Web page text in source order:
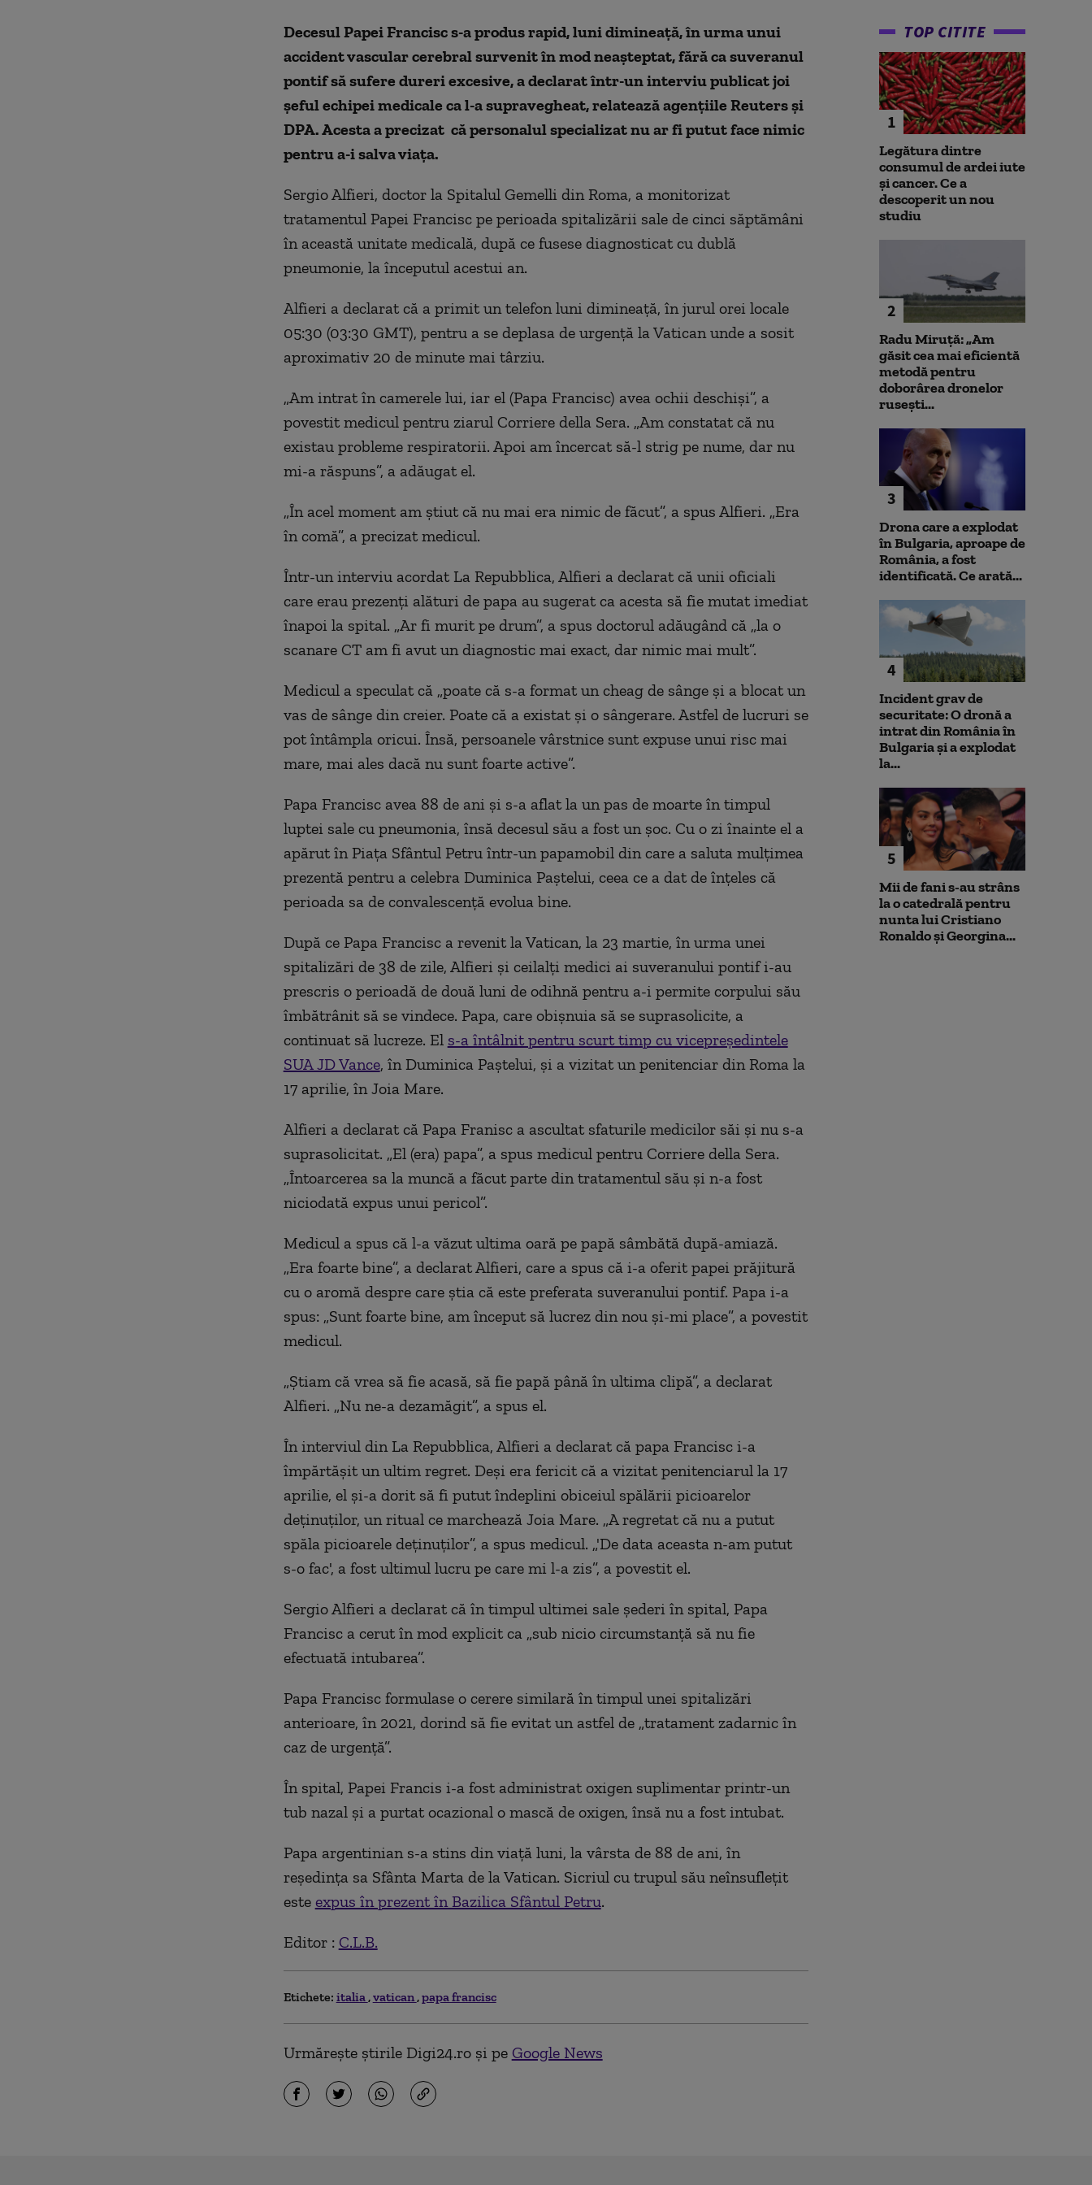
Decesul Papei Francisc s-a produs rapid, luni dimineaţă, în urma unui
accident vascular cerebral survenit în mod neaşteptat, fără ca suveranul
pontif să sufere dureri excesive, a declarat într-un interviu publicat joi
şeful echipei medicale ca l-a supravegheat, relatează agenţiile Reuters şi
DPA. Acesta a precizat că personalul specializat nu ar fi putut face nimic
pentru a-i salva viaţa.
Sergio Alfieri, doctor la Spitalul Gemelli din Roma, a monitorizat
tratamentul Papei Francisc pe perioada spitalizării sale de cinci săptămâni
în această unitate medicală, după ce fusese diagnosticat cu dublă
pneumonie, la începutul acestui an.
Alfieri a declarat că a primit un telefon luni dimineaţă, în jurul orei locale
05:30 (03:30 GMT), pentru a se deplasa de urgenţă la Vatican unde a sosit
aproximativ 20 de minute mai târziu.
„Am intrat în camerele lui, iar el (Papa Francisc) avea ochii deschişi”, a
povestit medicul pentru ziarul Corriere della Sera. „Am constatat că nu
existau probleme respiratorii. Apoi am încercat să-l strig pe nume, dar nu
mi-a răspuns”, a adăugat el.
„În acel moment am ştiut că nu mai era nimic de făcut”, a spus Alfieri. „Era
în comă”, a precizat medicul.
Într-un interviu acordat La Repubblica, Alfieri a declarat că unii oficiali
care erau prezenţi alături de papa au sugerat ca acesta să fie mutat imediat
înapoi la spital. „Ar fi murit pe drum”, a spus doctorul adăugând că „la o
scanare CT am fi avut un diagnostic mai exact, dar nimic mai mult”.
Medicul a speculat că „poate că s-a format un cheag de sânge şi a blocat un
vas de sânge din creier. Poate că a existat şi o sângerare. Astfel de lucruri se
pot întâmpla oricui. Însă, persoanele vârstnice sunt expuse unui risc mai
mare, mai ales dacă nu sunt foarte active”.
Papa Francisc avea 88 de ani şi s-a aflat la un pas de moarte în timpul
luptei sale cu pneumonia, însă decesul său a fost un şoc. Cu o zi înainte el a
apărut în Piaţa Sfântul Petru într-un papamobil din care a saluta mulţimea
prezentă pentru a celebra Duminica Paştelui, ceea ce a dat de înţeles că
perioada sa de convalescenţă evolua bine.
După ce Papa Francisc a revenit la Vatican, la 23 martie, în urma unei
spitalizări de 38 de zile, Alfieri şi ceilalţi medici ai suveranului pontif i-au
prescris o perioadă de două luni de odihnă pentru a-i permite corpului său
îmbătrânit să se vindece. Papa, care obişnuia să se suprasolicite, a
continuat să lucreze. El s-a întâlnit pentru scurt timp cu vicepreşedintele
SUA JD Vance, în Duminica Paştelui, şi a vizitat un penitenciar din Roma la
17 aprilie, în Joia Mare.
Alfieri a declarat că Papa Franisc a ascultat sfaturile medicilor săi şi nu s-a
suprasolicitat. „El (era) papa”, a spus medicul pentru Corriere della Sera.
„Întoarcerea sa la muncă a făcut parte din tratamentul său şi n-a fost
niciodată expus unui pericol”.
Medicul a spus că l-a văzut ultima oară pe papă sâmbătă după-amiază.
„Era foarte bine”, a declarat Alfieri, care a spus că i-a oferit papei prăjitură
cu o aromă despre care ştia că este preferata suveranului pontif. Papa i-a
spus: „Sunt foarte bine, am început să lucrez din nou şi-mi place”, a povestit
medicul.
„Ştiam că vrea să fie acasă, să fie papă până în ultima clipă”, a declarat
Alfieri. „Nu ne-a dezamăgit”, a spus el.
În interviul din La Repubblica, Alfieri a declarat că papa Francisc i-a
împărtăşit un ultim regret. Deşi era fericit că a vizitat penitenciarul la 17
aprilie, el şi-a dorit să fi putut îndeplini obiceiul spălării picioarelor
deţinuţilor, un ritual ce marchează Joia Mare. „A regretat că nu a putut
spăla picioarele deţinuţilor”, a spus medicul. „'De data aceasta n-am putut
s-o fac', a fost ultimul lucru pe care mi l-a zis”, a povestit el.
Sergio Alfieri a declarat că în timpul ultimei sale şederi în spital, Papa
Francisc a cerut în mod explicit ca „sub nicio circumstanţă să nu fie
efectuată intubarea”.
Papa Francisc formulase o cerere similară în timpul unei spitalizări
anterioare, în 2021, dorind să fie evitat un astfel de „tratament zadarnic în
caz de urgenţă”.
În spital, Papei Francis i-a fost administrat oxigen suplimentar printr-un
tub nazal şi a purtat ocazional o mască de oxigen, însă nu a fost intubat.
Papa argentinian s-a stins din viaţă luni, la vârsta de 88 de ani, în
reşedinţa sa Sfânta Marta de la Vatican. Sicriul cu trupul său neînsufleţit
este expus în prezent în Bazilica Sfântul Petru.
Editor : C.L.B.
Etichete: italia vatican papa francisc
Urmărește știrile Digi24.ro și pe Google News
TOP CITITE
1
Legătura dintre
consumul de ardei iute
și cancer. Ce a
descoperit un nou
studiu
2
Radu Miruță: „Am
găsit cea mai eficientă
metodă pentru
doborârea dronelor
rusești...
3
Drona care a explodat
în Bulgaria, aproape de
România, a fost
identificată. Ce arată...
4
Incident grav de
securitate: O dronă a
intrat din România în
Bulgaria şi a explodat
la...
5
Mii de fani s-au strâns
la o catedrală pentru
nunta lui Cristiano
Ronaldo şi Georgina...